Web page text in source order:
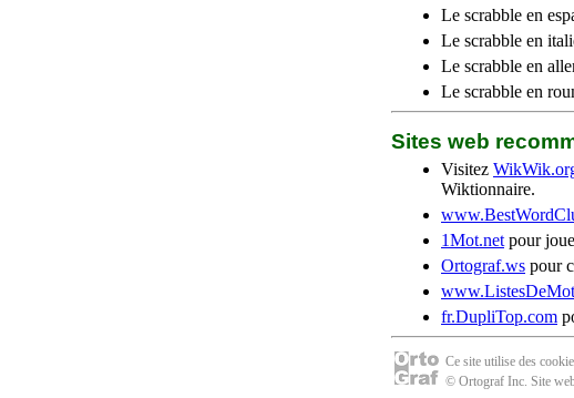
Le scrabble en
Le scrabble en
Le scrabble en
Le scrabble en
Sites web
Visitez
Wiktionnaire.
1Mot.net pour
Ortograf.ws pour
fr.DupliTop.com
Ce site utilise des
© Ortograf Inc. Site